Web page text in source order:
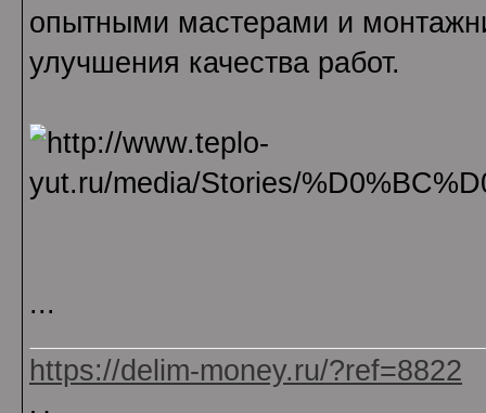
опытными мастерами и
улучшения качества работ.
...
https://delim-money.ru/?ref=8822